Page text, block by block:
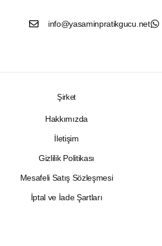
info@yasaminpratikgucu.net
Şirket
Hakkımızda
İletişim
Gizlilik Politikası
Mesafeli Satış Sözleşmesi
İptal ve İade Şartları